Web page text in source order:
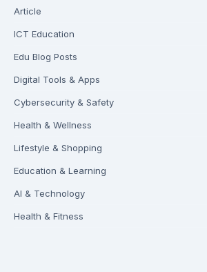
Article
ICT Education
Edu Blog Posts
Digital Tools & Apps
Cybersecurity & Safety
Health & Wellness
Lifestyle & Shopping
Education & Learning
AI & Technology
Health & Fitness